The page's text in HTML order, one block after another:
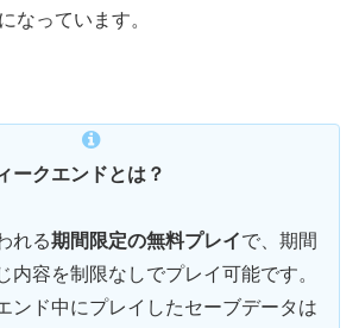
なっています。
ークエンドとは？
れる期間限定の無料プレイで、期間
内容を制限なしでプレイ可能です。
ンド中にプレイしたセーブデータは